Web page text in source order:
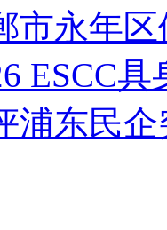
市永年
ESCC
浦东民